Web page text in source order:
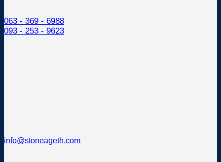
063 - 369 - 6988
093 - 253 - 9623
info@stoneageth.com